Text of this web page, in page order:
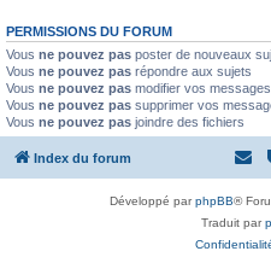
PERMISSIONS DU FORUM
Vous ne pouvez pas poster de nouveaux
Vous ne pouvez pas répondre aux sujets
Vous ne pouvez pas modifier vos messages
Vous ne pouvez pas supprimer vos
Vous ne pouvez pas joindre des fichiers
Index du forum
Développé parphpBB®
Traduit par